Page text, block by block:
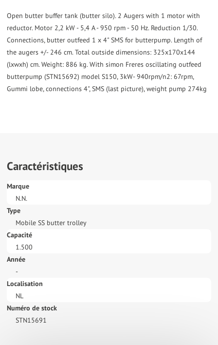
and
swipe
gestures.
Open butter buffer tank (butter silo). 2 Augers with 1 motor with
reductor. Motor 2,2 kW - 5,4 A - 950 rpm - 50 Hz. Reduction 1/30.
Connections, butter outfeed 1 x 4" SMS for butterpump. Length of
the augers +/- 246 cm. Total outside dimensions: 325x170x144
(lxwxh) cm. Weight: 886 kg. With simon Freres oscillating outfeed
butterpump (STN15692) model S150, 3kW- 940rpm/n2: 67rpm,
Gummi lobe, connections 4", SMS (last picture), weight pump 274kg
Caractéristiques
Marque
N.N.
Type
Mobile SS butter trolley
Capacité
1.500
Année
-
Localisation
NL
Numéro de stock
STN15691